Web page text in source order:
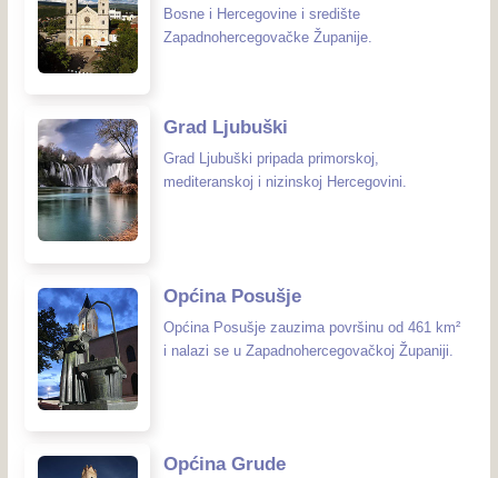
Bosne i Hercegovine i središte
Zapadnohercegovačke Županije.
Grad Ljubuški
Grad Ljubuški pripada primorskoj,
mediteranskoj i nizinskoj Hercegovini.
Općina Posušje
Općina Posušje zauzima površinu od 461 km²
i nalazi se u Zapadnohercegovačkoj Županiji.
Općina Grude